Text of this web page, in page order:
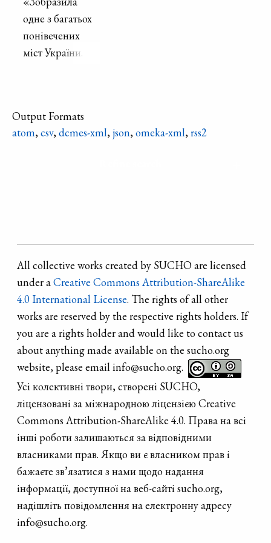
одне з багатьох
понівечених
міст України.
дома на купу
руїн.»
Output Formats
atom, csv, dcmes-xml, json, omeka-xml, rss2
All collective works created by SUCHO are licensed
under aCreative Commons Attribution-ShareAlike
4.0 International License. The rights of all other
works are reserved by the respective rights holders. If
you are a rights holder and would like to contact us
about anything made available on the sucho.org
website, please email info@sucho.org.
Усі колективні твори, створені SUCHO,
ліцензовані за міжнародною ліцензією Creative
Commons Attribution-ShareAlike 4.0. Права на всі
інші роботи залишаються за відповідними
власниками прав. Якщо ви є власником прав і
бажаєте зв’язатися з нами щодо надання
інформації, доступної на веб-сайті sucho.org,
надішліть повідомлення на електронну адресу
info@sucho.org.